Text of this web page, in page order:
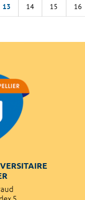
13 14 15 16